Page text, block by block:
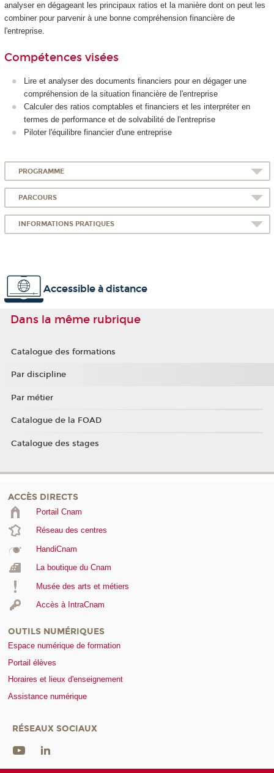
analyser en dégageant les principaux ratios et la manière dont on peut les
combiner pour parvenir à une bonne compréhension financière de
l'entreprise.
Compétences visées
Lire et analyser des documents financiers pour en dégager une
compréhension de la situation financière de l'entreprise
Calculer des ratios comptables et financiers et les interpréter en
termes de performance et de solvabilité de l'entreprise
Piloter l'équilibre financier d'une entreprise
PROGRAMME
PARCOURS
INFORMATIONS PRATIQUES
Accessible à distance
Dans la même rubrique
Catalogue des formations
Par discipline
Par métier
Catalogue de la FOAD
Catalogue des stages
ACCÈS DIRECTS
Portail Cnam
Réseau des centres
HandiCnam
La boutique du Cnam
Musée des arts et métiers
Accès à IntraCnam
OUTILS NUMÉRIQUES
Espace numérique de formation
Portail élèves
Horaires et lieux d'enseignement
Assistance numérique
RÉSEAUX SOCIAUX